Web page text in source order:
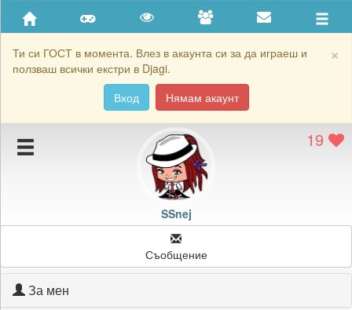
×
Ти си ГОСТ в момента. Влез в акаунта си за да играеш и
ползваш всички екстри в Djagi.
Вход
Нямам акаунт
Приятели
Хронология на игри
Подаръците на SSnej 19
SSnej
Съобщение
За мен